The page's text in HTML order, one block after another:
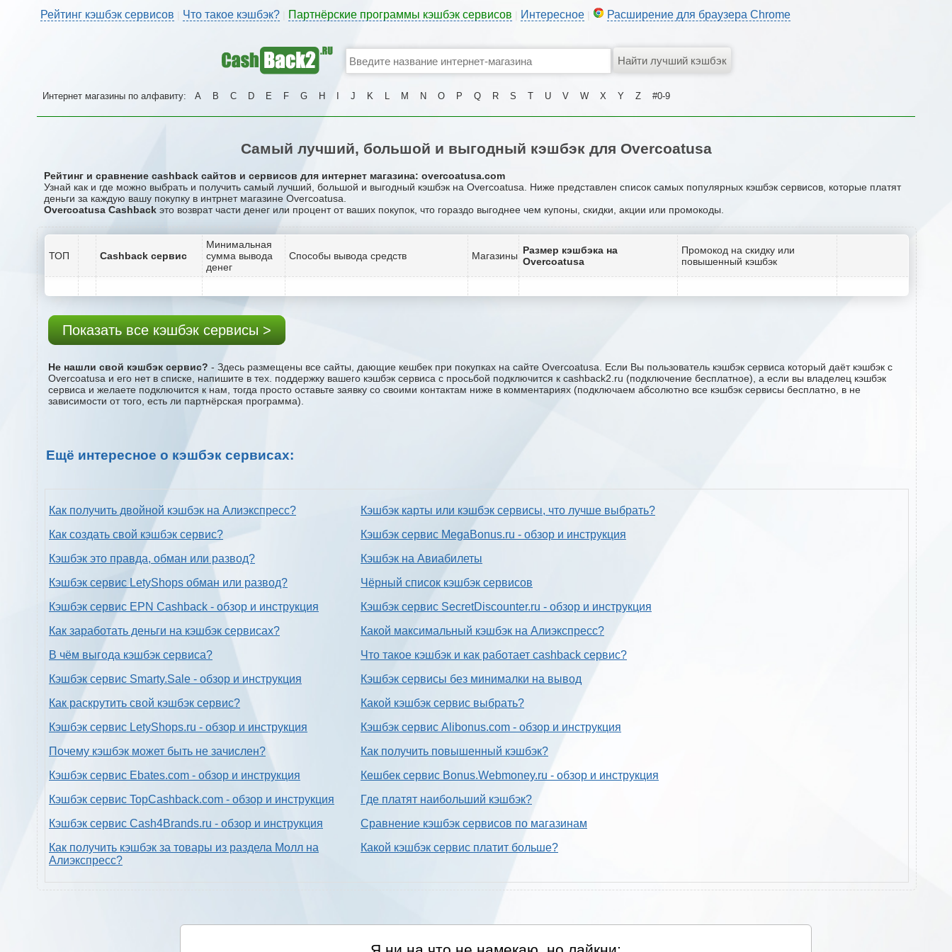
Рейтинг кэшбэк сервисов Что такое кэшбэк? Партнёрские программы кэшбэк сервисов Интересное Расширение для браузера Chrome
Интернет магазины по алфавиту: A B C D E F G H J K L M N O P Q R S T U V W X Y Z #0-9
Самый лучший, большой и выгодный кэшбэк для Overcoatusa
Рейтинг и сравнение cashback сайтов и сервисов для интернет магазина: overcoatusa.com
Узнай как и где можно выбрать и получить самый лучший, большой и выгодный кэшбэк на Overcoatusa. Ниже представлен список самых популярных кэшбэк сервисов, которые платят
деньги за каждую вашу покупку в интрнет магазине Overcoatusa.
Overcoatusa Cashback это возврат части денег или процент от ваших покупок, что гораздо выгоднее чем купоны, скидки, акции или промокоды.
ТОП Cashback сервис
Минимальная
сумма вывода
денег
Способы вывода средств Магазины Размер кэшбэка на
Overcoatusa
Промокод на скидку или
повышенный кэшбэк
Показать все кэшбэк сервисы >
Не нашли свой кэшбэк сервис? - Здесь размещены все сайты, дающие кешбек при покупках на сайте Overcoatusa. Если Вы пользователь кэшбэк сервиса который даёт кэшбэк с
Overcoatusa и его нет в списке, напишите в тех. поддержку вашего кэшбэк сервиса с проcьбой подключится к cashback2.ru (подключение бесплатное), а если вы владелец кэшбэк
сервиса и желаете подключится к нам, тогда просто оставьте заявку со своими контактам ниже в комментариях (подключаем абсолютно все кэшбэк сервисы бесплатно, в не
зависимости от того, есть ли партнёрская программа).
Ещё интересное о кэшбэк сервисах:
Как получить двойной кэшбэк на Алиэкспресс?
Как создать свой кэшбэк сервис?
Кэшбэк это правда, обман или развод?
Кэшбэк сервис LetyShops обман или развод?
Кэшбэк сервис EPN Cashback - обзор и инструкция
Как заработать деньги на кэшбэк сервисах?
В чём выгода кэшбэк сервиса?
Кэшбэк сервис Smarty.Sale - обзор и инструкция
Как раскрутить свой кэшбэк сервис?
Кэшбэк сервис LetyShops.ru - обзор и инструкция
Почему кэшбэк может быть не зачислен?
Кэшбэк сервис Ebates.com - обзор и инструкция
Кэшбэк сервис TopCashback.com - обзор и инструкция
Кэшбэк сервис Cash4Brands.ru - обзор и инструкция
Как получить кэшбэк за товары из раздела Молл на
Алиэкспресс?
Кэшбэк карты или кэшбэк сервисы, что лучше выбрать?
Кэшбэк сервис MegaBonus.ru - обзор и инструкция
Кэшбэк на Авиабилеты
Чёрный список кэшбэк сервисов
Кэшбэк сервис SecretDiscounter.ru - обзор и инструкция
Какой максимальный кэшбэк на Алиэкспресс?
Что такое кэшбэк и как работает cashback сервис?
Кэшбэк сервисы без минималки на вывод
Какой кэшбэк сервис выбрать?
Кэшбэк сервис Alibonus.com - обзор и инструкция
Как получить повышенный кэшбэк?
Кешбек сервис Bonus.Webmoney.ru - обзор и инструкция
Где платят наибольший кэшбэк?
Сравнение кэшбэк сервисов по магазинам
Какой кэшбэк сервис платит больше?